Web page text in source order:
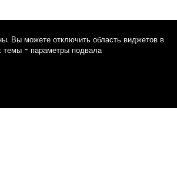
Вы можете отключить область виджетов в
темы - параметры подвала